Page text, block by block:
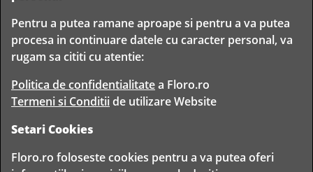
Livrare
rapida
Livram in
orice
Romania
Garantam
TIMP PENTRU
FLORISTI
Pentru a putea ramane aproape si pentru a va putea
procesa in continuare datele cu caracter personal, va
rugam sa cititi cu atentie:
Politica de confidentialitatea Floro.ro
Termeni si Conditiide utilizare Website
Setari Cookies
Floro.ro foloseste cookies pentru a va putea oferi